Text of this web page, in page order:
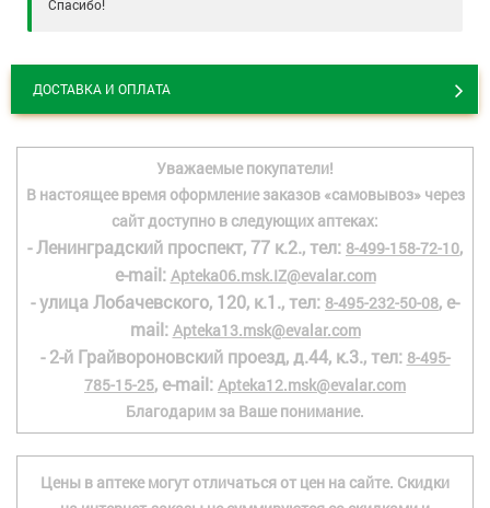
Спасибо!
ДОСТАВКА И ОПЛАТА
Уважаемые покупатели!
В настоящее время оформление заказов «самовывоз» через
сайт доступно в следующих аптеках:
- Ленинградский проспект, 77 к.2., тел: 8-499-158-72-10,
e-mail: Apteka06.msk.IZ@evalar.com
- улица Лобачевского, 120, к.1., тел: 8-495-232-50-08, e-
mail: Apteka13.msk@evalar.com
- 2-й Грайвороновский проезд, д.44, к.3., тел: 8-495-
785-15-25, e-mail: Apteka12.msk@evalar.com
Благодарим за Ваше понимание.
Цены в аптеке могут отличаться от цен на сайте. Скидки